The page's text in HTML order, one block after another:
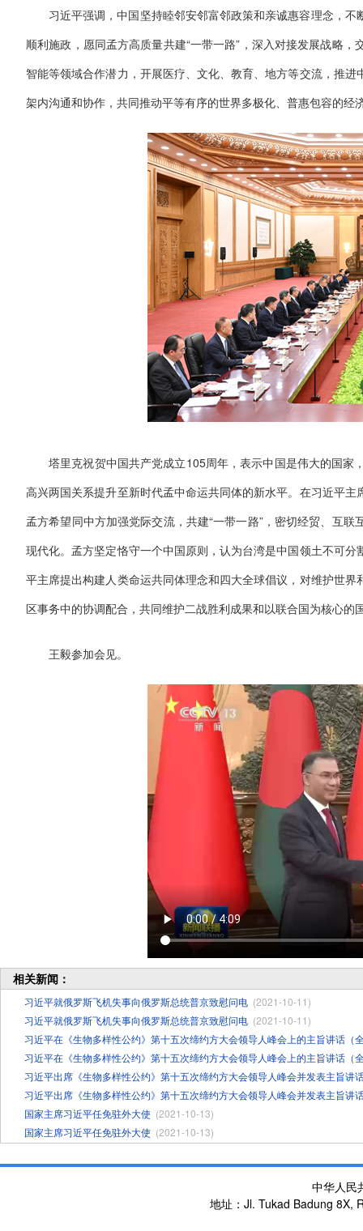
习近平强调，中国坚持睦邻安邻富邻政策和亲诚惠容理念，
顺利施政，愿同孟方高质量共建“一带一路”，深入对接发展战略
智能等领域合作潜力，开展医疗、文化、教育、地方等交流，推
架内沟通和协作，共同推动平等有序的世界多极化、普惠包容的
塔里克祝贺中国共产党成立105周年，表示中国是伟大的国
高兴两国关系提升至新时代孟中命运共同体的新水平。在习近平
孟方希望同中方加强党际交流，共建“一带一路”，密切经贸、互
现代化。孟方坚定恪守一个中国原则，认为台湾是中国领土不可
平主席提出构建人类命运共同体理念和四大全球倡议，对维护世
区事务中的协调配合，共同维护二战胜利成果和以联合国为核心的
王毅参加会见。
相关新闻：
习近平就俄罗斯飞机失事向俄罗斯总统普京致慰问电 (2021-10-11)
习近平就俄罗斯飞机失事向俄罗斯总统普京致慰问电 (2021-10-11)
习近平在《生物多样性公约》第十五次缔约方大会领导人峰会上的主旨讲话（
习近平在《生物多样性公约》第十五次缔约方大会领导人峰会上的主旨讲话（
习近平出席《生物多样性公约》第十五次缔约方大会领导人峰会并发表主旨讲
习近平出席《生物多样性公约》第十五次缔约方大会领导人峰会并发表主旨讲
国家主席习近平任免驻外大使 (2021-10-13)
国家主席习近平任免驻外大使 (2021-10-13)
中华人民
地址：Jl. Tukad Badung 8X,